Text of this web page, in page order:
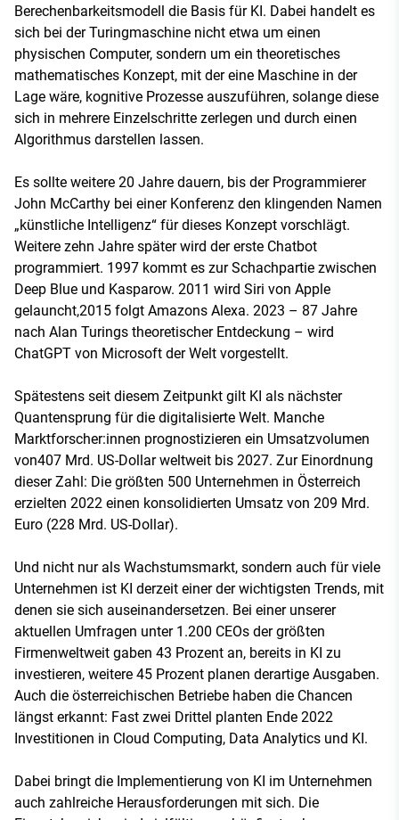
Berechenbarkeitsmodell die Basis für KI. Dabei handelt es
sich bei der Turingmaschine nicht etwa um einen
physischen Computer, sondern um ein theoretisches
mathematisches Konzept, mit der eine Maschine in der
Lage wäre, kognitive Prozesse auszuführen, solange diese
sich in mehrere Einzelschritte zerlegen und durch einen
Algorithmus darstellen lassen.
Es sollte weitere 20 Jahre dauern, bis der Programmierer
John McCarthy bei einer Konferenz den klingenden Namen
„künstliche Intelligenz“ für dieses Konzept vorschlägt.
Weitere zehn Jahre später wird der erste Chatbot
programmiert. 1997 kommt es zur Schachpartie zwischen
Deep Blue und Kasparow. 2011 wird Siri von Apple
gelauncht,2015 folgt Amazons Alexa. 2023 – 87 Jahre
nach Alan Turings theoretischer Entdeckung – wird
ChatGPT von Microsoft der Welt vorgestellt.
Spätestens seit diesem Zeitpunkt gilt KI als nächster
Quantensprung für die digitalisierte Welt. Manche
Marktforscher:innen prognostizieren ein Umsatzvolumen
von407 Mrd. US-Dollar weltweit bis 2027. Zur Einordnung
dieser Zahl: Die größten 500 Unternehmen in Österreich
erzielten 2022 einen konsolidierten Umsatz von 209 Mrd.
Euro (228 Mrd. US-Dollar).
Und nicht nur als Wachstumsmarkt, sondern auch für viele
Unternehmen ist KI derzeit einer der wichtigsten Trends, mit
denen sie sich auseinandersetzen. Bei einer unserer
aktuellen Umfragen unter 1.200 CEOs der größten
Firmenweltweit gaben 43 Prozent an, bereits in KI zu
investieren, weitere 45 Prozent planen derartige Ausgaben.
Auch die österreichischen Betriebe haben die Chancen
längst erkannt: Fast zwei Drittel planten Ende 2022
Investitionen in Cloud Computing, Data Analytics und KI.
Dabei bringt die Implementierung von KI im Unternehmen
auch zahlreiche Herausforderungen mit sich. Die